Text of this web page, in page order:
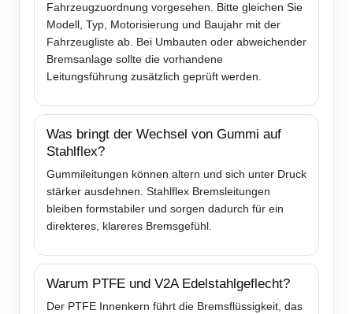
Fahrzeugzuordnung vorgesehen. Bitte gleichen Sie
Modell, Typ, Motorisierung und Baujahr mit der
Fahrzeugliste ab. Bei Umbauten oder abweichender
Bremsanlage sollte die vorhandene
Leitungsführung zusätzlich geprüft werden.
Was bringt der Wechsel von Gummi auf
Stahlflex?
Gummileitungen können altern und sich unter Druck
stärker ausdehnen. Stahlflex Bremsleitungen
bleiben formstabiler und sorgen dadurch für ein
direkteres, klareres Bremsgefühl.
Warum PTFE und V2A Edelstahlgeflecht?
Der PTFE Innenkern führt die Bremsflüssigkeit, das